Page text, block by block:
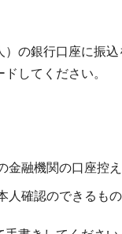
の銀行口座に振
してください。
金融機関の口座控え
確認のできるもの